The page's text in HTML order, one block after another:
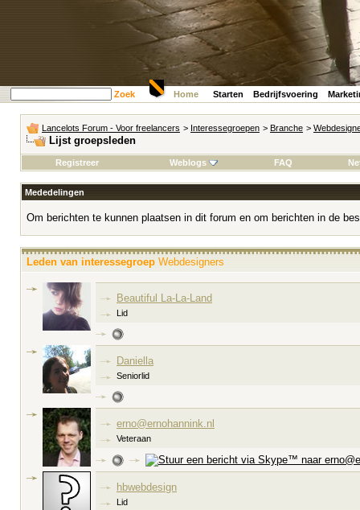
Zoek Home Starten Bedrijfsvoering
Lancelots Forum - Voor freelancers > Interessegroepen > Branche >
Lijst groepsleden
Registreer Weblogs FAQ
Mededelingen
Om berichten te kunnen plaatsen in dit forum en om berichten in de
Leden van interessegroep Webdesigners
Beautiful La-La-Land
Lid
Daniella
Seniorlid
erno@ernohannink.nl
Veteraan
hbwebdesign
Lid